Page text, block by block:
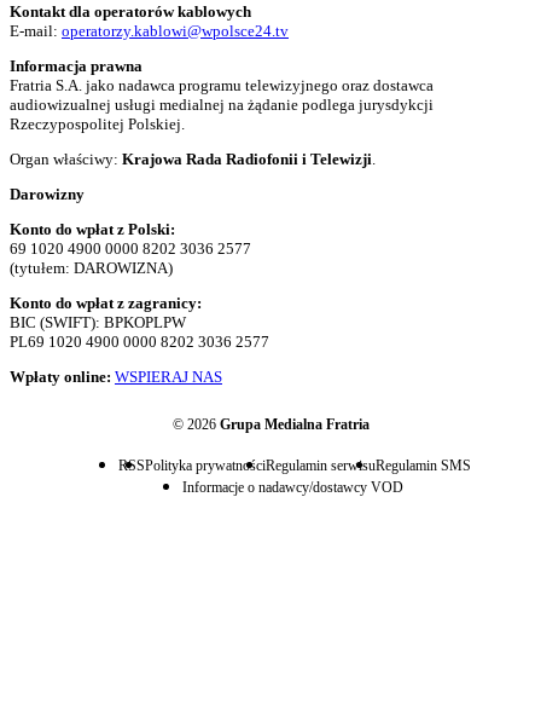
Kontakt dla operatorów kablowych
E-mail: operatorzy.kablowi@wpolsce24.tv
Informacja prawna
Fratria S.A. jako nadawca programu telewizyjnego oraz dostawca
audiowizualnej usługi medialnej na żądanie podlega jurysdykcji
Rzeczypospolitej Polskiej.
Organ właściwy: Krajowa Rada Radiofonii i Telewizji
Darowizny
Konto do wpłat z Polski:
69 1020 4900 0000 8202 3036 2577
(tytułem: DAROWIZNA)
Konto do wpłat z zagranicy:
BIC (SWIFT): BPKOPLPW
PL69 1020 4900 0000 8202 3036 2577
Wpłaty online: WSPIERAJ NAS
© 2026 Grupa Medialna Fratria
RSSPolityka prywatnościRegulamin serwisuRegulamin SMS
Informacje o nadawcy/dostawcy VOD